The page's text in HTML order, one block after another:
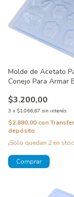
Molde de Acetato
Conejo Para Armar
$3.200,00
3 x $1.066,67 sin interés
$2.880,00 con
depósito
¡Solo quedan 2 en